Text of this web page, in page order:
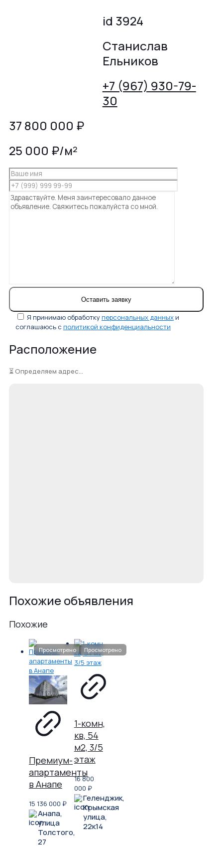
id 3924
Станислав
Ельников
+7 (967) 930-79-
30
37 800 000 ₽
25 000 ₽/м²
Я принимаю обработкуперсональных данных и
соглашаюсь с политикой конфиденциальности
Расположение
⏳ Определяем адрес...
Похожие объявления
Похожие
Премиум-
апартаменты
в Анапе
15 136 000 ₽
Анапа,
улица
Толстого,
27
1-комн,
кв, 54
м2, 3/5
этаж
16 800
000 ₽
Геленджик,
Крымская
улица,
22к14